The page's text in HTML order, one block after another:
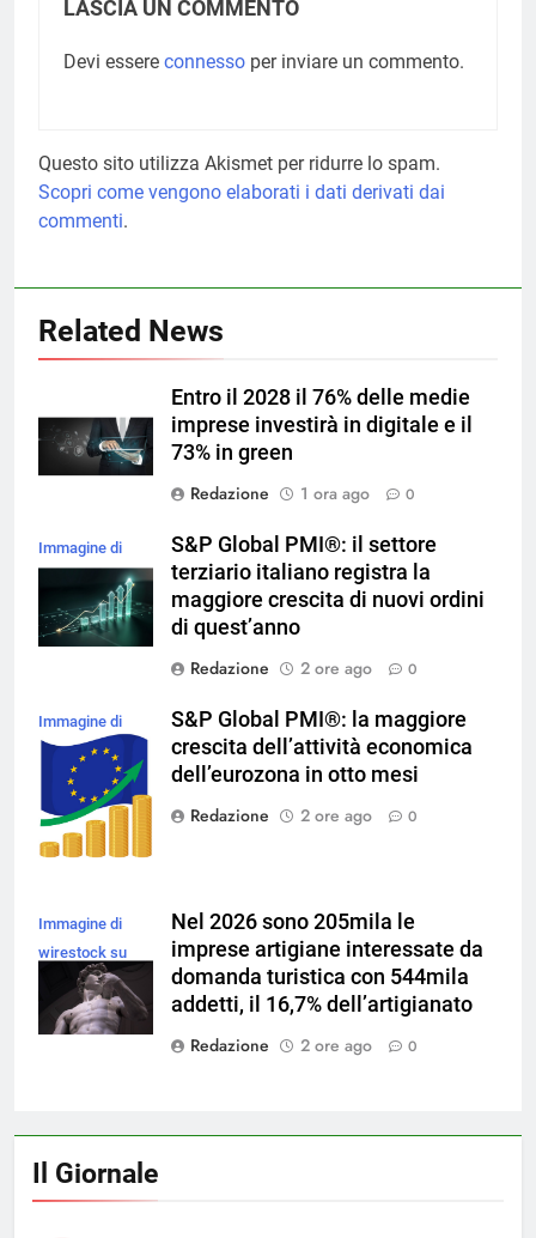
LASCIA UN COMMENTO
Devi essere connesso per inviare un commento.
Questo sito utilizza Akismet per ridurre lo spam.
Scopri come vengono elaborati i dati derivati dai
commenti.
Related News
Entro il 2028 il 76% delle medie
imprese investirà in digitale e il
73% in green
Redazione
1 ora ago 0
Immagine di
S&P Global PMI®: il settore
terziario italiano registra la
maggiore crescita di nuovi ordini
di quest’anno
Redazione
2 ore ago 0
Immagine di
brgfx su
Magnific
S&P Global PMI®: la maggiore
crescita dell’attività economica
dell’eurozona in otto mesi
Redazione
2 ore ago 0
Immagine di
wirestock su
Magnific
Nel 2026 sono 205mila le
imprese artigiane interessate da
domanda turistica con 544mila
addetti, il 16,7% dell’artigianato
Redazione
2 ore ago 0
Il Giornale